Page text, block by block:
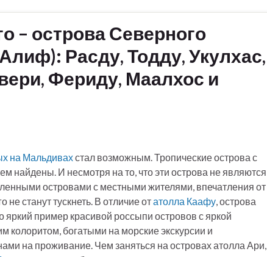
– острова Северного
Расду, Тодду, Укулхас,
Фериду, Маалхос и
на Мальдивахстал возможным. Тропические острова с
найдены. И несмотря на то, что эти острова не являются
островами с местными жителями, впечатления от
не станут тускнеть. В отличие отатолла Каафу, острова
яркий пример красивой россыпи островов с яркой
колоритом, богатыми на морские экскурсии и
на проживание. Чем заняться на островах атолла Ари,